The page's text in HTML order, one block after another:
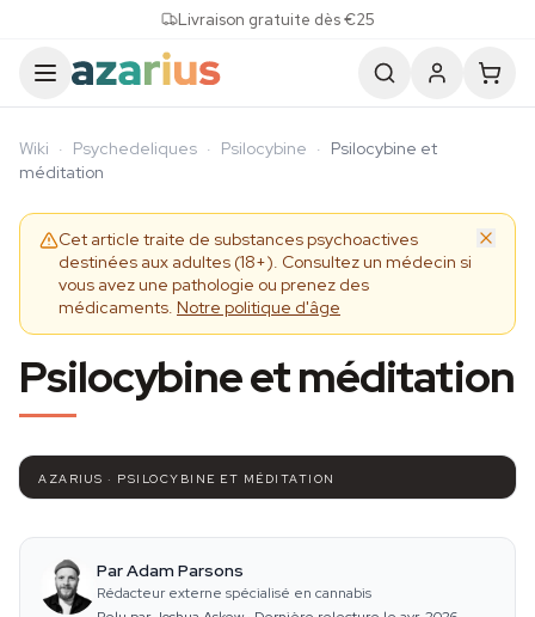
Livraison gratuite dès €25
Wiki · Psychedeliques · Psilocybine · Psilocybine et
méditation
Cet article traite de substances psychoactives
destinées aux adultes (18+). Consultez un médecin si
vous avez une pathologie ou prenez des
médicaments. Notre politique d'âge
Psilocybine et méditation
AZARIUS · PSILOCYBINE ET MÉDITATION
Par Adam Parsons
Rédacteur externe spécialisé en cannabis